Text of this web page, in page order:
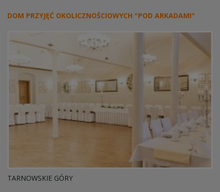
DOM PRZYJĘĆ OKOLICZNOŚCIOWYCH "POD ARKADAMI"
TARNOWSKIE GÓRY